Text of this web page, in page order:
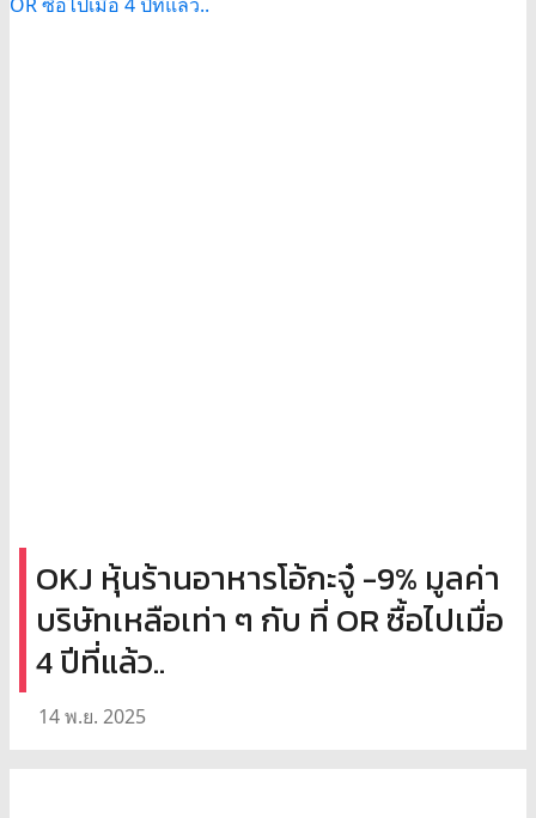
OKJ หุ้นร้านอาหารโอ้กะจู๋ -9% มูลค่า
บริษัทเหลือเท่า ๆ กับ ที่ OR ซื้อไปเมื่อ
4 ปีที่แล้ว..
14 พ.ย. 2025